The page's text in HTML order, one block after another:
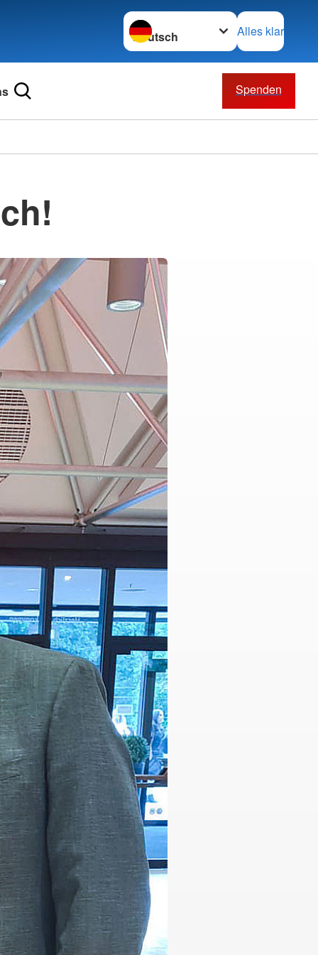
Sprache wechseln zu
Alles klar
Spenden